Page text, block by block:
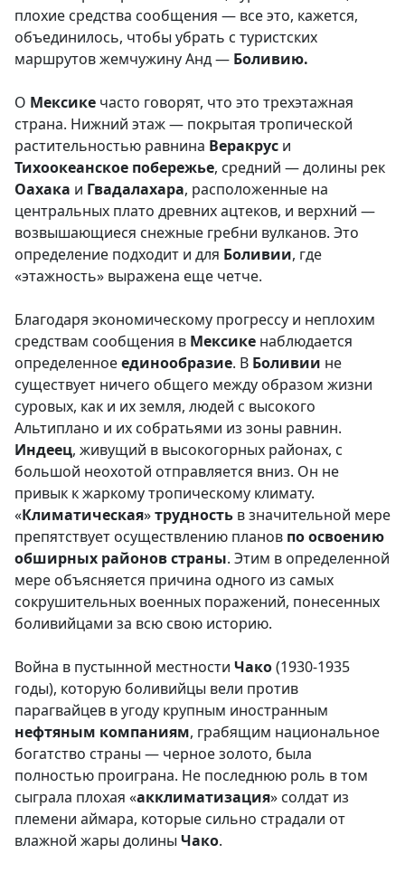
плохие средства сообщения — все это, кажется,
объединилось, чтобы убрать с туристских
маршрутов жемчужину Анд — Боливию.
О Мексике часто говорят, что это трехэтажная
страна. Нижний этаж — покрытая тропической
растительностью равнина Веракрус и
Тихоокеанское побережье, средний — долины рек
Оахака и Гвадалахара, расположенные на
центральных плато древних ацтеков, и верхний —
возвышающиеся снежные гребни вулканов. Это
определение подходит и для Боливии, где
«этажность» выражена еще четче.
Благодаря экономическому прогрессу и неплохим
средствам сообщения в Мексике наблюдается
определенноеединообразие. В Боливии не
существует ничего общего между образом жизни
суровых, как и их земля, людей с высокого
Альтиплано и их собратьями из зоны равнин.
Индеец, живущий в высокогорных районах, с
большой неохотой отправляется вниз. Он не
привык к жаркому тропическому климату.
«Климатическая»трудность в значительной мере
препятствует осуществлению планов по освоению
обширных районов страны. Этим в определенной
мере объясняется причина одного из самых
сокрушительных военных поражений, понесенных
боливийцами за всю свою историю.
Война в пустынной местности Чако(1930-1935
годы), которую боливийцы вели против
парагвайцев в угоду крупным иностранным
нефтяным компаниям, грабящим национальное
богатство страны — черное золото, была
полностью проиграна. Не последнюю роль в том
сыграла плохая «акклиматизация» солдат из
племени аймара, которые сильно страдали от
влажной жары долины Чако.